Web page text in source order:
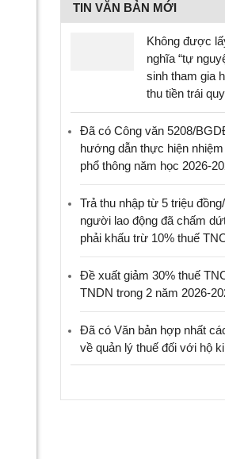
TIN VĂN BẢN MỚI
Không được
nghĩa “tự
sinh tham gia
thu tiền trái
Đã có Công văn 5208/
hướng dẫn thực hiện
phổ thông năm học 2026-
Trả thu nhập từ 5 triệu
người lao động đã chấm
phải khấu trừ 10% thuế
Đề xuất giảm 30% thuế
TNDN trong 2 năm 2026-
Đã có Văn bản hợp nhất
về quản lý thuế đối với hộ